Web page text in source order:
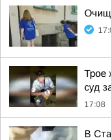
Трое
суд
17:08
В